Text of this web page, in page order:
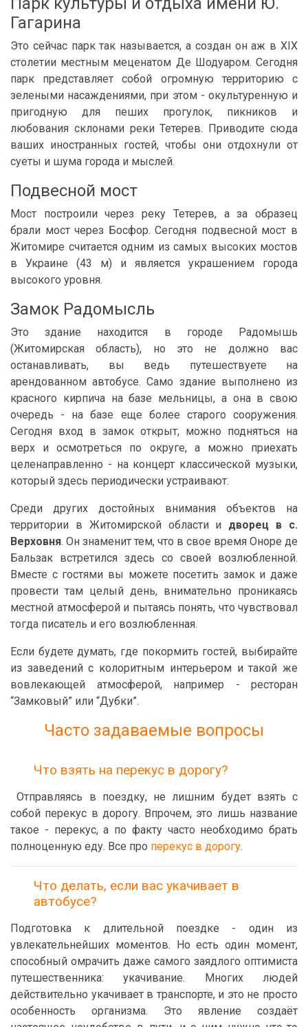
Гагарина
Это сейчас парк так называется, а создан он аж в XIX
столетии местным меценатом Де Шодуаром. Сегодня
парк представляет собой огромную территорию с
зелеными насаждениями, при этом - окультуренную и
пригодную для пеших прогулок, пикников и
любования склонами реки Тетерев. Приводите сюда
ваших иностранных гостей, чтобы они отдохнули от
суеты и шума города и мыслей.
Подвесной мост
Мост построили через реку Тетерев, а за образец
брали мост через Босфор. Сегодня подвесной мост в
Житомире считается одним из самых высоких мостов
в Украине (43 м) и является украшением города
высокого уровня.
Замок Радомысль
Это здание находится в городе Радомышь
(Житомирская область), но это не должно вас
останавливать, вы ведь путешествуете на
арендованном автобусе. Само здание выполнено из
красного кирпича на базе мельницы, а она в свою
очередь - на базе еще более старого сооружения.
Сегодня вход в замок открыт, можно подняться на
верх и осмотреться по округе, а можно приехать
целенаправленно - на концерт классической музыки,
который здесь периодически устраивают.
Среди других достойных внимания объектов на
территории в Житомирской области и дворец в с.
Верховня. Он знаменит тем, что в свое время Оноре де
Бальзак встретился здесь со своей возлюбленной.
Вместе с гостями вы можете посетить замок и даже
провести там целый день, внимательно проникаясь
местной атмосферой и пытаясь понять, что чувствовал
тогда писатель и его возлюбленная.
Если будете думать, где покормить гостей, выбирайте
из заведений с колоритным интерьером и такой же
вовлекающей атмосферой, например - ресторан
“Замковый” или “Дубки”.
Часто задаваемые вопросы
Что взять на перекус в дорогу?
Отправляясь в поездку, не лишним будет взять с
собой перекус в дорогу. Впрочем, это лишь название
такое - перекус, а по факту часто необходимо брать
полноценную еду. Все про перекус в дорогу.
Что делать, если вас укачивает в
автобусе?
Подготовка к длительной поездке - один из
увлекательнейших моментов. Но есть один момент,
способный омрачить даже самого заядлого оптимиста
путешественника: укачивание. Многих людей
действительно укачивает в транспорте, и это не просто
особенность организма. Это явление создаёт